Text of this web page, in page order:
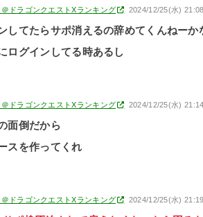
ドラゴンクエストXランキング 2024/12/25(水)
してたらサポ消えるの辞めてくんねーか
ログインしてる時あるし
ドラゴンクエストXランキング 2024/12/25(水)
面倒だから
スを作ってくれ
ドラゴンクエストXランキング 2024/12/25(水)